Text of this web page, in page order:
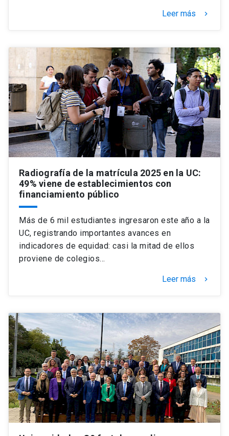
Leer más keyboard_arrow_right
Radiografía de la matrícula 2025 en la UC:
49% viene de establecimientos con
financiamiento público
Más de 6 mil estudiantes ingresaron este año a la
UC, registrando importantes avances en
indicadores de equidad: casi la mitad de ellos
proviene de colegios…
Leer más keyboard_arrow_right